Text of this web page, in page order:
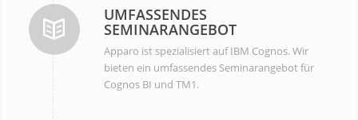
UMFASSENDES
SEMINARANGEBOT
Apparo ist spezialisiert auf IBM Cognos. Wir
bieten ein umfassendes Seminarangebot für
Cognos BI und TM1.